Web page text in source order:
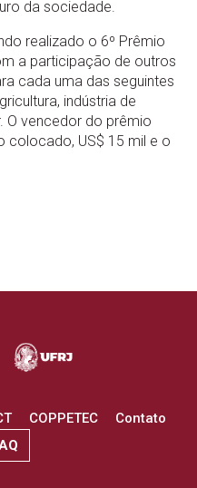
da sociedade.
realizado o 6º Prêmio
a participação de outros
cada uma das seguintes
indústria de
O vencedor do prêmio
colocado, US$ 15 mil e o
COPPETEC
Contato